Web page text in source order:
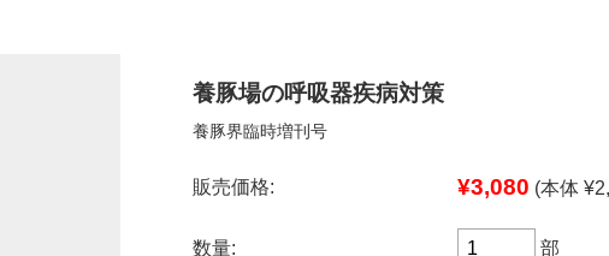
養豚場の呼吸器疾病対策
養豚界臨時増刊号
販売価格: ¥3,080 (本体
数量: 部